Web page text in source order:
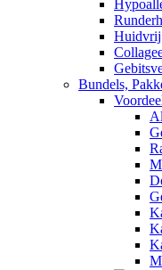
Huidvrij
Bundels,